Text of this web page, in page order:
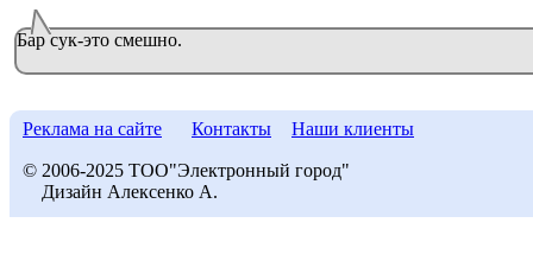
Бар сук-это смешно.
Реклама на сайте Контакты Наши клиенты
© 2006-2025 ТОО"Электронный город"
Дизайн Алексенко А.